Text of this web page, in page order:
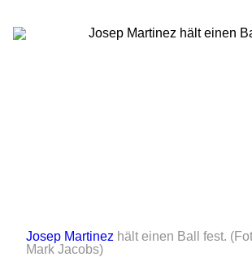
Josep Martinez hält einen Ball fest.
Mark Jacobs)